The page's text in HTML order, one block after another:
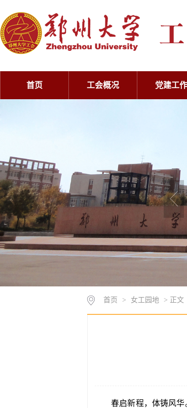
首页 工会概况 党建工作
首页 > 女工园地 > 正文
春启新程，体铸风